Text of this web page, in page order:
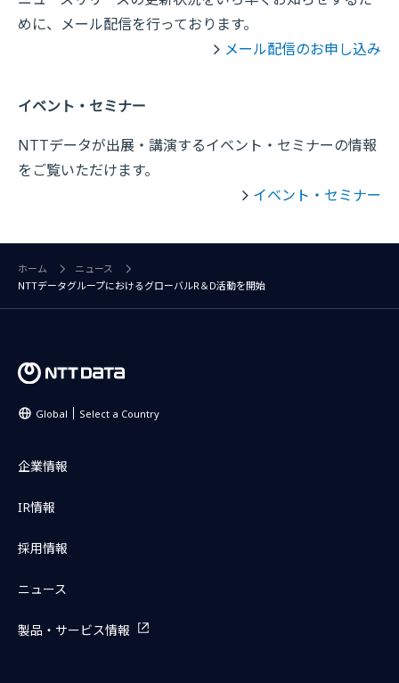
めに、メール配信を行っております。
メール配信のお申し込み
イベント・セミナー
NTTデータが出展・講演するイベント・セミナーの情報
をご覧いただけます。
イベント・セミナー
ホーム
ニュース
NTTデータグループにおけるグローバルR＆D活動を開始
Global Select a Country
企業情報
IR情報
採用情報
ニュース
製品・サービス情報